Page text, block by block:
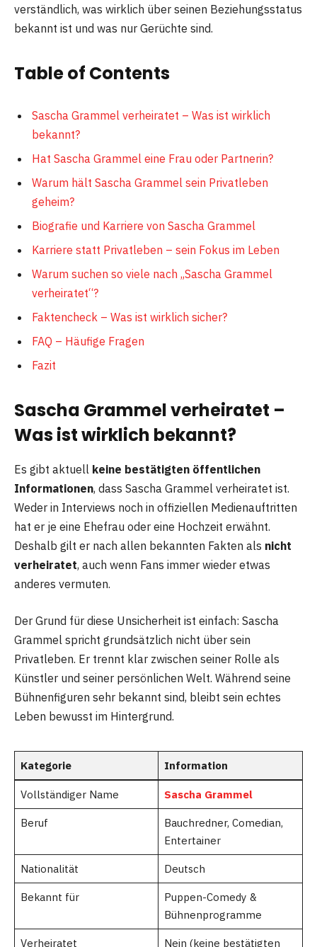
verständlich, was wirklich über seinen Beziehungsstatus
bekannt ist und was nur Gerüchte sind.
Table of Contents
Sascha Grammel verheiratet – Was ist wirklich
bekannt?
Hat Sascha Grammel eine Frau oder Partnerin?
Warum hält Sascha Grammel sein Privatleben
geheim?
Biografie und Karriere von Sascha Grammel
Karriere statt Privatleben – sein Fokus im Leben
Warum suchen so viele nach „Sascha Grammel
verheiratet“?
Faktencheck – Was ist wirklich sicher?
FAQ – Häufige Fragen
Fazit
Sascha Grammel verheiratet –
Was ist wirklich bekannt?
Es gibt aktuell keine bestätigten öffentlichen
Informationen, dass Sascha Grammel verheiratet ist.
Weder in Interviews noch in offiziellen Medienauftritten
hat er je eine Ehefrau oder eine Hochzeit erwähnt.
Deshalb gilt er nach allen bekannten Fakten als nicht
verheiratet, auch wenn Fans immer wieder etwas
anderes vermuten.
Der Grund für diese Unsicherheit ist einfach: Sascha
Grammel spricht grundsätzlich nicht über sein
Privatleben. Er trennt klar zwischen seiner Rolle als
Künstler und seiner persönlichen Welt. Während seine
Bühnenfiguren sehr bekannt sind, bleibt sein echtes
Leben bewusst im Hintergrund.
Kategorie Information
Vollständiger Name Sascha Grammel
Beruf
Bauchredner, Comedian,
Entertainer
Nationalität Deutsch
Bekannt für
Puppen-Comedy &
Bühnenprogramme
Verheiratet Nein (keine bestätigten